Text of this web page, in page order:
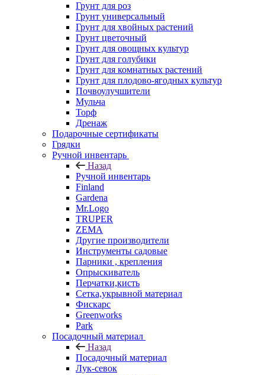
Грунт для роз
Грунт универсальный
Грунт для хвойных растений
Грунт цветочный
Грунт для овощных культур
Грунт для голубики
Грунт для комнатных растений
Грунт для плодово-ягодных культур
Почвоулучшители
Мульча
Торф
Дренаж
Подарочные сертификаты
Грядки
Ручной инвентарь
Назад
Ручной инвентарь
Finland
Gardena
Mr.Logo
TRUPER
ZEMA
Другие производители
Инструменты садовые
Парники , крепления
Опрыскиватель
Перчатки,кисть
Сетка,укрывной материал
Фискарс
Greenworks
Park
Посадочный материал
Назад
Посадочный материал
Лук-севок